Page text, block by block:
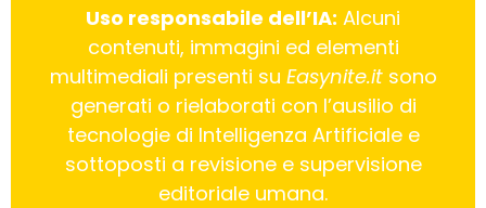
Uso responsabile dell’IA: Alcuni
contenuti, immagini ed elementi
multimediali presenti su Easynite.itsono
generati o rielaborati con l’ausilio di
tecnologie di Intelligenza Artificiale e
sottoposti a revisione e supervisione
editoriale umana.